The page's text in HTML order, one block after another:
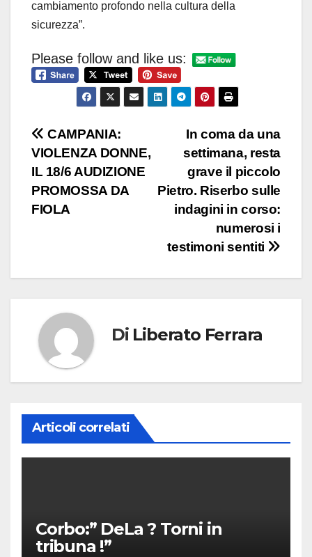
cambiamento profondo nella cultura della
sicurezza”.
Please follow and like us:
Navigazione
articoli
In coma da una
settimana, resta
grave il piccolo
Pietro. Riserbo sulle
indagini in corso:
numerosi i
testimoni sentiti
CAMPANIA:
VIOLENZA DONNE,
IL 18/6 AUDIZIONE
PROMOSSA DA
FIOLA
Di Liberato Ferrara
Articoli correlati
Corbo:” DeLa ? Torni in
tribuna !”